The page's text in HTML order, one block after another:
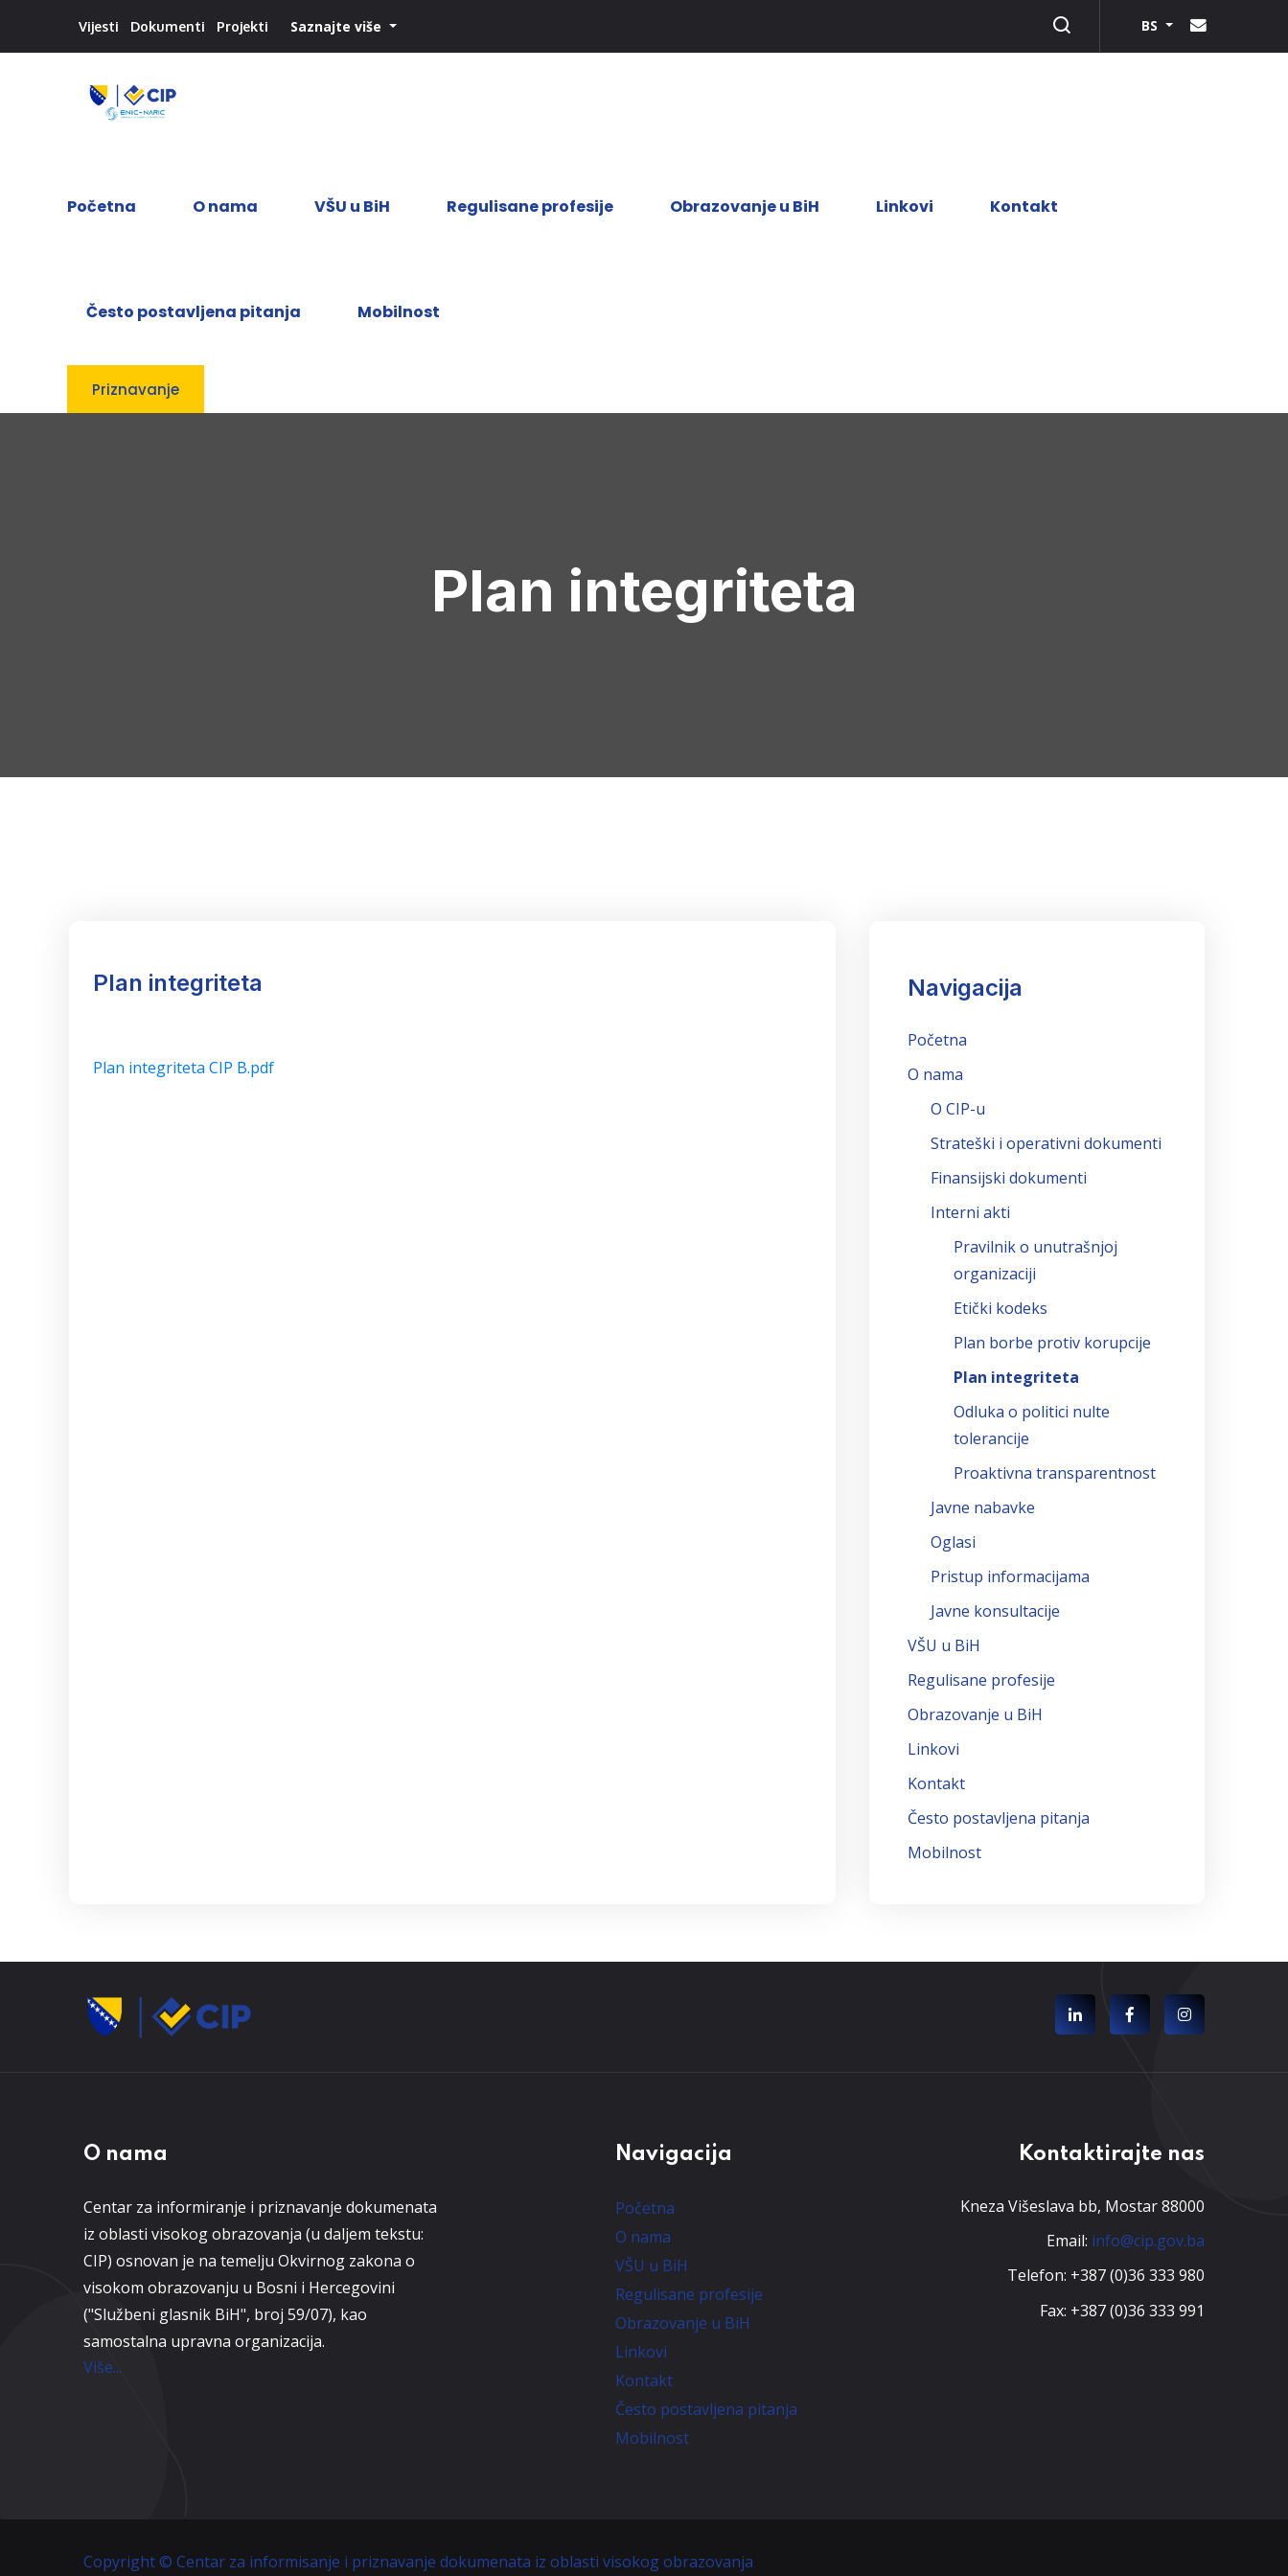
Vijesti Dokumenti Projekti Saznajte više BS
Početna O nama VŠU u BiH Regulisane profesije Obrazovanje u BiH Linkovi Kontakt
Često postavljena pitanja Mobilnost
Priznavanje
Plan integriteta
Plan integriteta
Plan integriteta CIP B.pdf
Navigacija
Početna
O nama
O CIP-u
Strateški i operativni dokumenti
Finansijski dokumenti
Interni akti
Pravilnik o unutrašnjoj
organizaciji
Etički kodeks
Plan borbe protiv korupcije
Plan integriteta
Odluka o politici nulte
tolerancije
Proaktivna transparentnost
Javne nabavke
Oglasi
Pristup informacijama
Javne konsultacije
VŠU u BiH
Regulisane profesije
Obrazovanje u BiH
Linkovi
Kontakt
Često postavljena pitanja
Mobilnost
O nama
Centar za informiranje i priznavanje dokumenata
iz oblasti visokog obrazovanja (u daljem tekstu:
CIP) osnovan je na temelju Okvirnog zakona o
visokom obrazovanju u Bosni i Hercegovini
("Službeni glasnik BiH", broj 59/07), kao
samostalna upravna organizacija.
Više...
Navigacija
Početna
O nama
VŠU u BiH
Regulisane profesije
Obrazovanje u BiH
Linkovi
Kontakt
Često postavljena pitanja
Mobilnost
Kontaktirajte nas
Kneza Višeslava bb, Mostar 88000
Email: info@cip.gov.ba
Telefon: +387 (0)36 333 980
Fax: +387 (0)36 333 991
Copyright © Centar za informisanje i priznavanje dokumenata iz oblasti visokog obrazovanja